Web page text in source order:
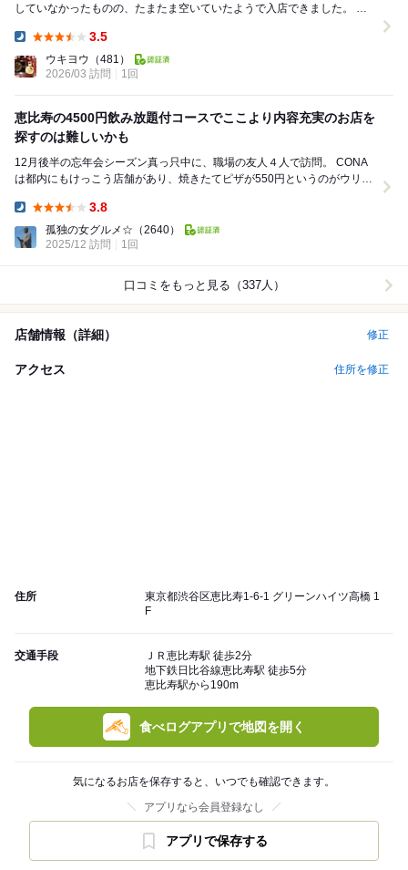
していなかったものの、たまたま空いていたようで入店できました。 店
3.5
ウキヨウ （481）
2026/03 訪問
1回
恵比寿の4500円飲み放題付コースでここより内容充実のお店を
探すのは難しいかも
12月後半の忘年会シーズン真っ只中に、職場の友人４人で訪問。 CONA
は都内にもけっこう店舗があり、焼きたてピザが550円というのがウリの
3.8
孤独の女グルメ☆ （2640）
2025/12 訪問
1回
口コミをもっと見る（337人）
店舗情報（詳細） 修正
アクセス 住所を修正
住所
東京都渋谷区恵比寿1-6-1 グリーンハイツ高橋 1
F
交通手段
ＪＲ恵比寿駅 徒歩2分
地下鉄日比谷線恵比寿駅 徒歩5分
恵比寿駅から190m
食べログアプリで地図を開く
気になるお店を保存すると、いつでも確認できます。
アプリなら会員登録なし
アプリで保存する